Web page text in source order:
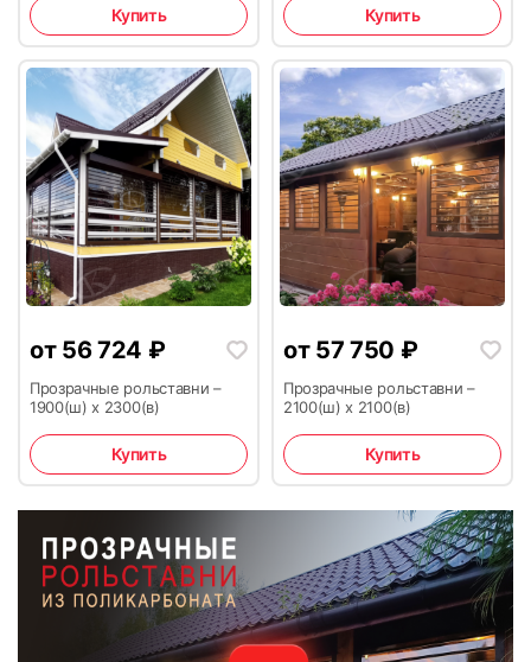
Купить Купить
от 56 724 ₽
Прозрачные рольставни –
1900(ш) х 2300(в)
Купить
от 57 750 ₽
Прозрачные рольставни –
2100(ш) х 2100(в)
Купить